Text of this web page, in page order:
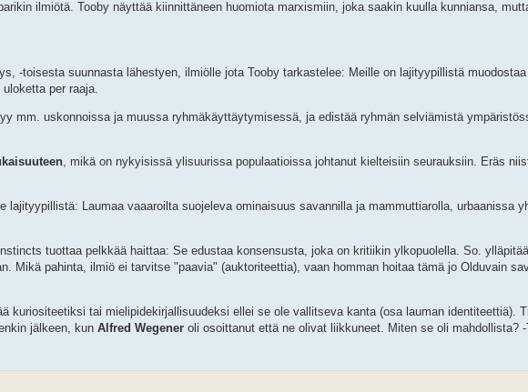
ilmiötä. Tooby näyttää kiinnittäneen huomiota marxismiin, joka saakin kuulla kunniansa,
-toisesta suunnasta lähestyen, ilmiölle jota Tooby tarkastelee: Meille on lajityypillistä
per raaja.
mm. uskonnoissa ja muussa ryhmäkäyttäytymisessä, ja edistää ryhmän selviämistä
, mikä on nykyisissä ylisuurissa populaatioissa johtanut kielteisiin seurauksiin. Eräs
lajityypillistä: Laumaa vaaaroilta suojeleva ominaisuus savannilla ja mammuttiarolla, urbaanissa
tuottaa pelkkää haittaa: Se edustaa konsensusta, joka on kritiikin ylkopuolella. So.
Mikä pahinta, ilmiö ei tarvitse "paavia" (auktoriteettia), vaan homman hoitaa tämä jo Olduvain
kuriositeetiksi tai mielipidekirjallisuudeksi ellei se ole vallitseva kanta (osa lauman identiteettiä).
jälkeen, kun Alfred Wegener oli osoittanut että ne olivat liikkuneet. Miten se oli mahdollista?